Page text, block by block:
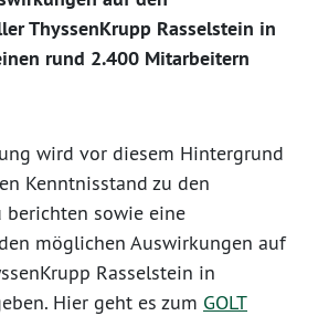
ThyssenKrupp Rasselstein in
rund 2.400 Mitarbeitern
wird vor diesem Hintergrund
Kenntnisstand zu den
berichten sowie eine
möglichen Auswirkungen auf
Rasselstein in
Hier geht es zum GOLT